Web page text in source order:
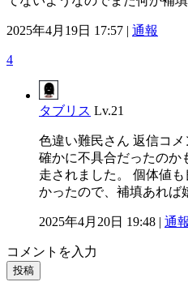
2025年4月19日 17:57 | 通報
4
タブリス Lv.21
色違い難民さん 返信コメ
確かに不具合だったのか
走されました。 個体値
かったので、補填あれば
2025年4月20日 19:48 | 通報
コメントを入力
投稿